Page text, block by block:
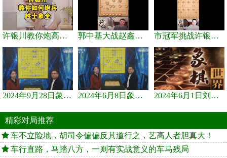
许银川教你炮高兵士象全如何赢士象全，简单四步即可 郭中基大战赵鑫鑫，许银川激情讲解 市冠军挑战许银川，急进中兵变化真激烈！
2024年9月28日象棋世界栏目，刘君、蒋川讲解了第九届杨官璘杯象棋... 2024年6月8日象棋世界，刘君、蒋川讲解了第九届杨官璘杯全国象棋... 2024年6月1日刘君、蒋川讲解第三届上海杯象棋大师赛谢靖与李少庚...
精彩对局推荐
车不立险地，胡司令偏偏反其道行之，艺高人者胆真大！
车行直路，马踏八方，一则有实战意义的车马残局